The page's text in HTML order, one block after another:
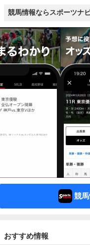
競馬情報ならスポーツナ
競
おすすめ情報